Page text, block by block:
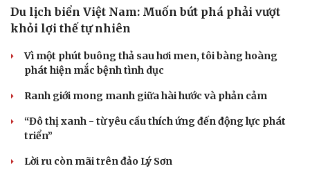
Du lịch biển Việt Nam: Muốn bứt phá phải vượt
khỏi lợi thế tự nhiên
Vì một phút buông thả sau hơi men, tôi bàng hoàng
phát hiện mắc bệnh tình dục
Ranh giới mong manh giữa hài hước và phản cảm
“Đô thị xanh - từ yêu cầu thích ứng đến động lực phát
triển”
Lời ru còn mãi trên đảo Lý Sơn